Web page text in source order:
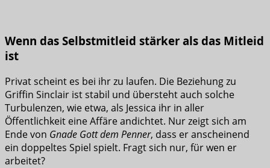
Wenn das Selbstmitleid stärker als das Mitleid
ist
Privat scheint es bei ihr zu laufen. Die Beziehung zu
Griffin Sinclair ist stabil und übersteht auch solche
Turbulenzen, wie etwa, als Jessica ihr in aller
Öffentlichkeit eine Affäre andichtet. Nur zeigt sich am
Ende von Gnade Gott dem Penner, dass er anscheinend
ein doppeltes Spiel spielt. Fragt sich nur, für wen er
arbeitet?